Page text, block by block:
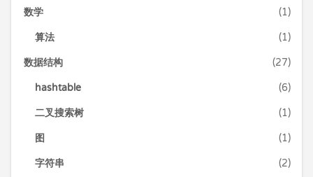
数学 (1)
算法 (1)
数据结构 (27)
hashtable (6)
二叉搜索树 (1)
图 (1)
字符串 (2)